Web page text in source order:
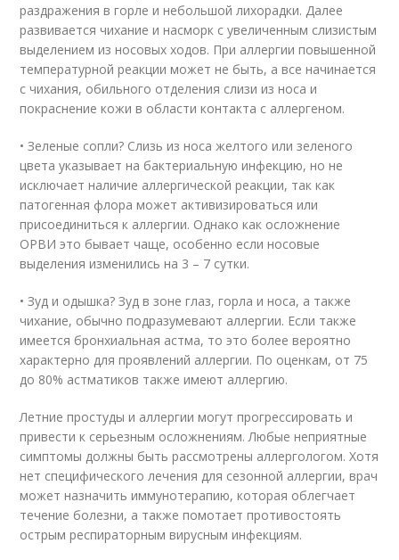
раздражения в горле и небольшой лихорадки. Далее
развивается чихание и насморк с увеличенным слизистым
выделением из носовых ходов. При аллергии повышенной
температурной реакции может не быть, а все начинается
с чихания, обильного отделения слизи из носа и
покраснение кожи в области контакта с аллергеном.
• Зеленые сопли? Слизь из носа желтого или зеленого
цвета указывает на бактериальную инфекцию, но не
исключает наличие аллергической реакции, так как
патогенная флора может активизироваться или
присоединиться к аллергии. Однако как осложнение
ОРВИ это бывает чаще, особенно если носовые
выделения изменились на 3 – 7 сутки.
• Зуд и одышка? Зуд в зоне глаз, горла и носа, а также
чихание, обычно подразумевают аллергии. Если также
имеется бронхиальная астма, то это более вероятно
характерно для проявлений аллергии. По оценкам, от 75
до 80% астматиков также имеют аллергию.
Летние простуды и аллергии могут прогрессировать и
привести к серьезным осложнениям. Любые неприятные
симптомы должны быть рассмотрены аллергологом. Хотя
нет специфического лечения для сезонной аллергии, врач
может назначить иммунотерапию, которая облегчает
течение болезни, а также помотает противостоять
острым респираторным вирусным инфекциям.